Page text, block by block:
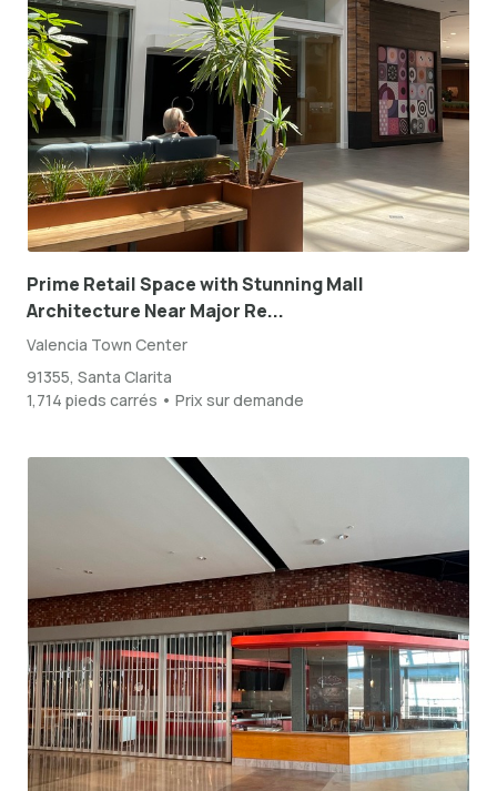
Prime Retail Space with Stunning Mall
Architecture Near Major Re...
Valencia Town Center
91355, Santa Clarita
1,714 pieds carrés • Prix sur demande